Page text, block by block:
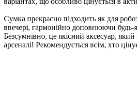
Сумка прекрасно підходить як для
ввечері, гармонійно доповнюючи будь-
Безсумнівно, це якісний аксесуар,
арсеналі! Рекомендується всім, хто